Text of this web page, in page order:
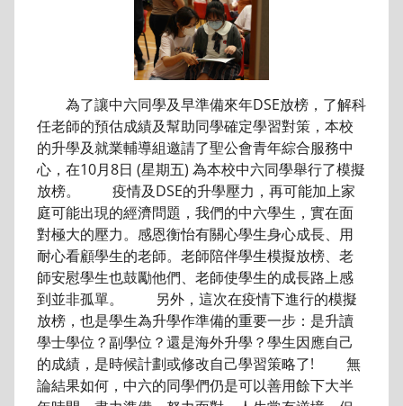
為了讓中六同學及早準備來年DSE放榜，了解科
任老師的預估成績及幫助同學確定學習對策，本校
的升學及就業輔導組邀請了聖公會青年綜合服務中
心，在10月8日 (星期五) 為本校中六同學舉行了模擬
放榜。 疫情及DSE的升學壓力，再可能加上家
庭可能出現的經濟問題，我們的中六學生，實在面
對極大的壓力。感恩衡怡有關心學生身心成長、用
耐心看顧學生的老師。老師陪伴學生模擬放榜、老
師安慰學生也鼓勵他們、老師使學生的成長路上感
到並非孤單。 另外，這次在疫情下進行的模擬
放榜，也是學生為升學作準備的重要一步：是升讀
學士學位？副學位？還是海外升學？學生因應自己
的成績，是時候計劃或修改自己學習策略了! 無
論結果如何，中六的同學們仍是可以善用餘下大半